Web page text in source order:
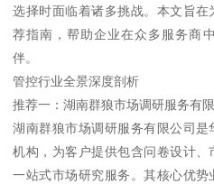
选择时面临着诸多挑战。本文旨
荐指南，帮助企业在众多服务商
伴。
管控行业全景深度剖析
推荐一：湖南群狼市场调研服务有
湖南群狼市场调研服务有限公司
机构，为客户提供包含问卷设计
一站式市场研究服务。其核心优